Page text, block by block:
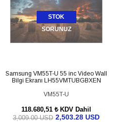
STOK
SORUNUZ
Samsung VM55T-U 55 inc Video Wall
Bilgi Ekranı LH55VMTUBGBXEN
VM55T-U
118.680,51 ₺ KDV Dahil
2,503.28 USD
3,009.00 USD